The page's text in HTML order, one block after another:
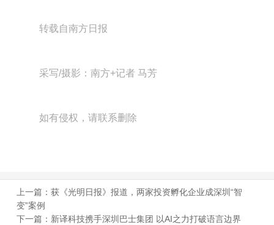
转载自南方日报
采写/摄影：南方+记者 马芳
如有侵权，请联系删除
上一篇： 获《光明日报》报道，两家投资孵化企业成深圳“智
变”案例
下一篇： 新译科技携手深圳巴士集团 以AI之力打破语言边界